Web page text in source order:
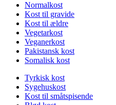
Normalkost
Kost til gravide
Kost til ældre
Vegetarkost
Veganerkost
Pakistansk kost
Somalisk kost
Tyrkisk kost
Sygehuskost
Kost til småtspisende